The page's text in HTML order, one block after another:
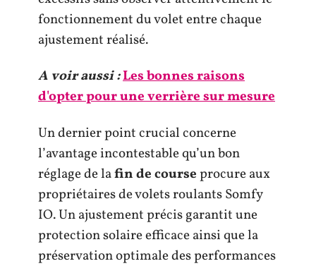
fonctionnement du volet entre chaque
ajustement réalisé.
A voir aussi :Les bonnes raisons
d'opter pour une verrière sur mesure
Un dernier point crucial concerne
l’avantage incontestable qu’un bon
réglage de lafin de courseprocure aux
propriétaires de volets roulants Somfy
IO. Un ajustement précis garantit une
protection solaire efficace ainsi que la
préservation optimale des performances